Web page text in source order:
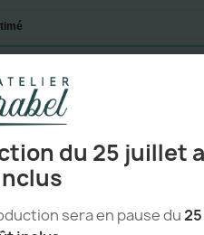
du 25 juillet
sera en pause du
